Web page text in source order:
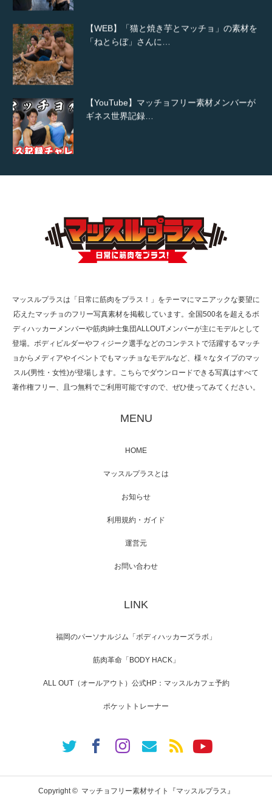
【WEB】「猫と焼き芋とマッチョ」の素材を
「ねとらぼ」さんに…
【YouTube】マッチョフリー素材メンバーが
ギネス世界記録…
TOKYO FMラジオ番組「ONE MORNING」
で紹介さ…
た（6/8放送）
映画「メカバース」舞台挨拶へマッスルプラ
【TV】NHK BS「COOL JAPAN 」にてマッス
「ねとらぼ」さんに…
マッスルプラスは「日常に筋肉をプラス！」をテーマにマニアックな要望に
応えたマッチョのフリー写真素材を掲載しています。全国500名を超えるボ
ディハッカーメンバーや筋肉紳士集団ALLOUTメンバーが主にモデルとして
登場。ボディビルダーやフィジーク選手などのコンテストで活躍するマッチ
ョからメディアやイベントでもマッチョなモデルなど、様々なタイプのマッ
スル(男性・女性)が登場します。こちらでダウンロードできる写真はすべて
著作権フリー、且つ無料でご利用可能ですので、ぜひ使ってみてください。
MENU
HOME
マッスルプラスとは
お知らせ
利用規約・ガイド
運営元
お問い合わせ
LINK
福岡のパーソナルジム「ボディハッカーズラボ」
筋肉革命「BODY HACK」
ALL OUT（オールアウト）公式HP：マッスルカフェ予約
ポケットトレーナー
Copyright © マッチョフリー素材サイト『マッスルプラス』